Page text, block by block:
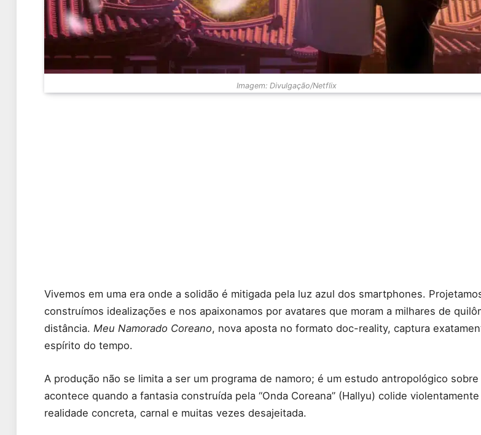
Imagem: Divulgação/Netflix
Vivemos em uma era onde a solidão é mitigada pela luz azul dos smartphones.
construímos idealizações e nos apaixonamos por avatares que moram a milhares de
distância. Meu Namorado Coreano, nova aposta no formato doc-reality, captura
espírito do tempo.
A produção não se limita a ser um programa de namoro; é um estudo antropológico
acontece quando a fantasia construída pela “Onda Coreana” (Hallyu) colide violentamente
realidade concreta, carnal e muitas vezes desajeitada.